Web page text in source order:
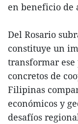
en beneficio de
Del Rosario
constituye un
transformar
concretos de
Filipinas
económicos y
desafíos